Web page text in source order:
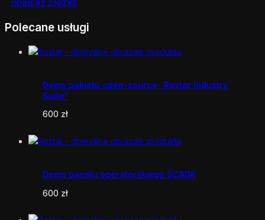
ODBIERZ ZNIŻKĘ
Polecane usługi
Demo pakietu open-source „Rostar Industry
Suite”
600 zł
Demo panelu operatorskiego SCADA
600 zł